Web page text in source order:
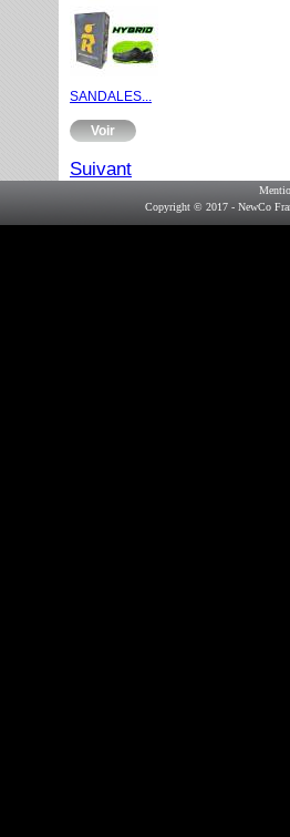
SANDALES...
Voir
Suivant
Copyright © 2017 - NewCo